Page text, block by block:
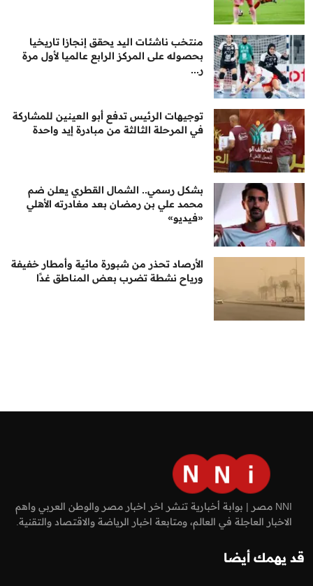
منتخب ناشئات اليد يحقق إنجازا تاريخيا
بحصوله على المركز الرابع عالميا لأول مرة
ر...
توجيهات الرئيس تدفع أبو العينين للمشاركة
في المرحلة الثالثة من مبادرة إيد واحدة
بشكل رسمي.. الشمال القطري يعلن ضم
محمد علي بن رمضان بعد مغادرته الأهلي
«فيديو»
الأرصاد تحذر من شبورة مائية وأمطار خفيفة
ورياح نشطة تضرب بعض المناطق غدًا
NNI مصر | بوابة أخبارية تنشر اخر اخبار مصر والوطن العربي واهم
الاخبار العاجلة في العالم، ومتابعة اخبار الرياضة والاقتصاد والتقنية.
قد يهمك أيضا